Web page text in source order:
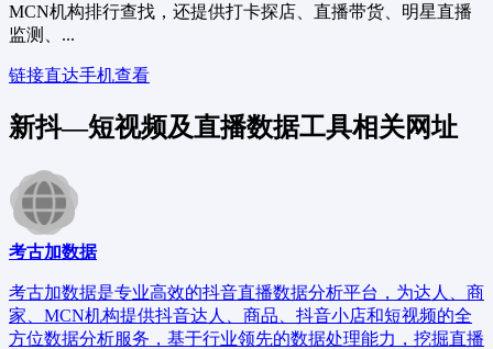
MCN机构排行查找，还提供打卡探店、直播带货、明星直播
监测、...
链接直达手机查看
新抖—短视频及直播数据工具相关网址
考古加数据
考古加数据是专业高效的抖音直播数据分析平台，为达人、商
家、MCN机构提供抖音达人、商品、抖音小店和短视频的全
方位数据分析服务，基于行业领先的数据处理能力，挖掘直播